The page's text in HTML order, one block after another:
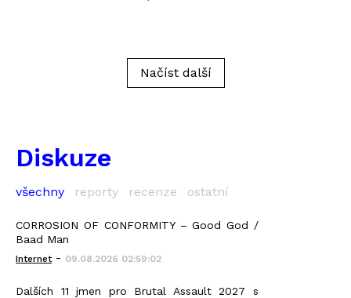
Načíst další
Diskuze
všechny reporty recenze ostatní
CORROSION OF CONFORMITY – Good God /
Baad Man
Internet- 09.08.2026 02:59:02
Dalších 11 jmen pro Brutal Assault 2027 s